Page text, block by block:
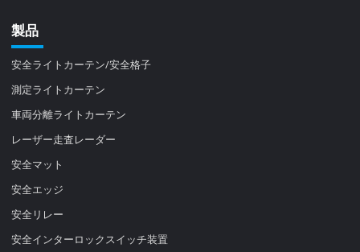
製品
安全ライトカーテン/安全格子
測定ライトカーテン
車両分離ライトカーテン
レーザー走査レーダー
安全マット
安全エッジ
安全リレー
安全インターロックスイッチ装置